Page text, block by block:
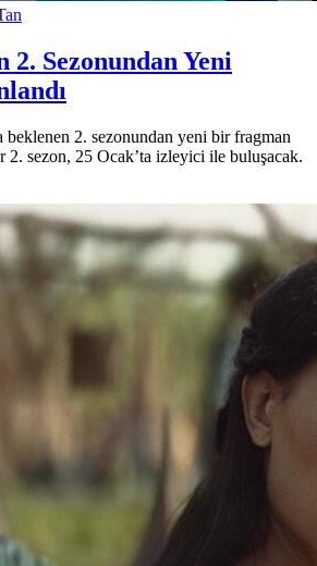
2. Sezonundan Yeni
beklenen 2. sezonundan yeni bir fragman
2. sezon, 25 Ocak’ta izleyici ile buluşacak.